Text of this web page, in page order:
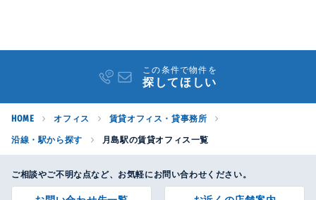
この条件で物件を
探してほしい
HOME オフィス 賃貸オフィス・貸事務所
沿線・駅から探す 月島駅の賃貸オフィス一覧
ご相談やご不明な点など、お気軽にお問い合わせください。